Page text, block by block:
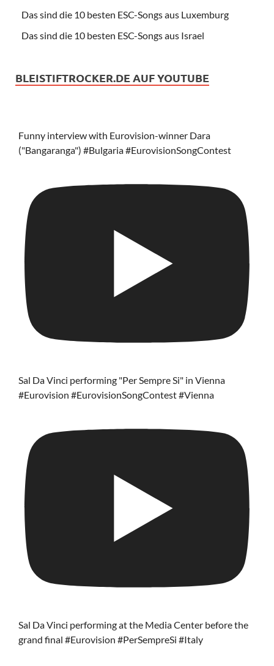
Das sind die 10 besten ESC-Songs aus Luxemburg
Das sind die 10 besten ESC-Songs aus Israel
BLEISTIFTROCKER.DE AUF YOUTUBE
Funny interview with Eurovision-winner Dara
("Bangaranga") #Bulgaria #EurovisionSongContest
Sal Da Vinci performing "Per Sempre Si" in Vienna
#Eurovision #EurovisionSongContest #Vienna
Sal Da Vinci performing at the Media Center before the
grand final #Eurovision #PerSempreSi #Italy